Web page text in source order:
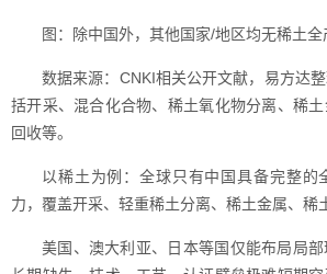
图：除中国外，其他国家/地区均无稀土
数据来源：CNKI相关公开文献，易方达
括开采、混合化合物、稀土氧化物分离、稀
回收等。
以稀土为例：全球只有中国具备完整的
力，覆盖开采、轻重稀土分离、稀土金属、稀
美国、澳大利亚、日本等国仅能布局局